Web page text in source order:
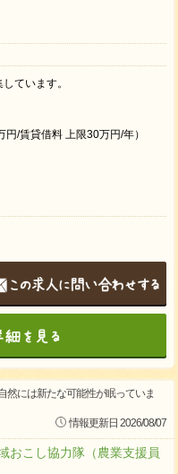
ています。
/賃貸借料 上限30万円/年）
然には新たな可能性が眠っていま
情報更新日 2026/08/07
おこし協力隊（農業支援員